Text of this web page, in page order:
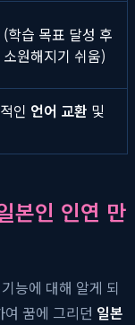
학습 목표 달성 후
원해지기 쉬움)
인 언어 교환 및
본인 인연 만
능에 대해 알게 되
꿈에 그리던 일본